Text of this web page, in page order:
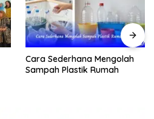
Cara Sederhana Mengolah
Sampah Plastik Rumah